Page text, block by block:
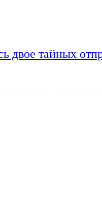
двое тайных